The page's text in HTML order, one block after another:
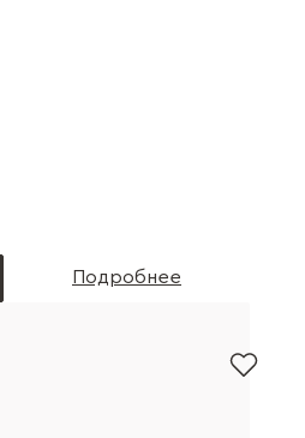
Подробнее